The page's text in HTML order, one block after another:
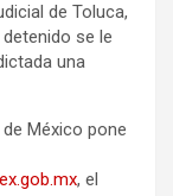
de Toluca,
se le
una
México pone
, el